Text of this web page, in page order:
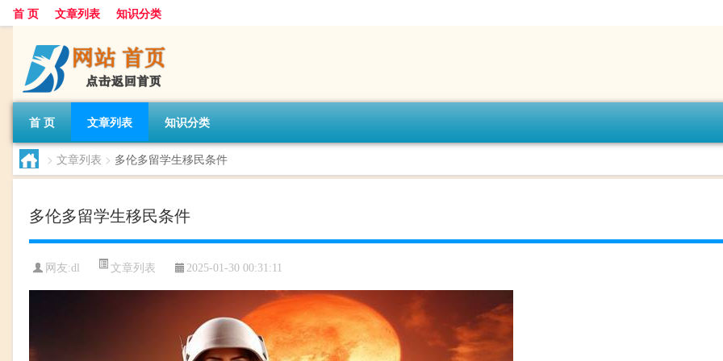
首 页 文章列表 知识分类
首 页 文章列表 知识分类
> 文章列表 > 多伦多留学生移民条件
多伦多留学生移民条件
网友:dl 文章列表 2025-01-30 00:31:11